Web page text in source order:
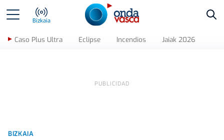
Bizkaia
Caso Plus Ultra Eclipse Incendios Jaiak 2026
BIZKAIA